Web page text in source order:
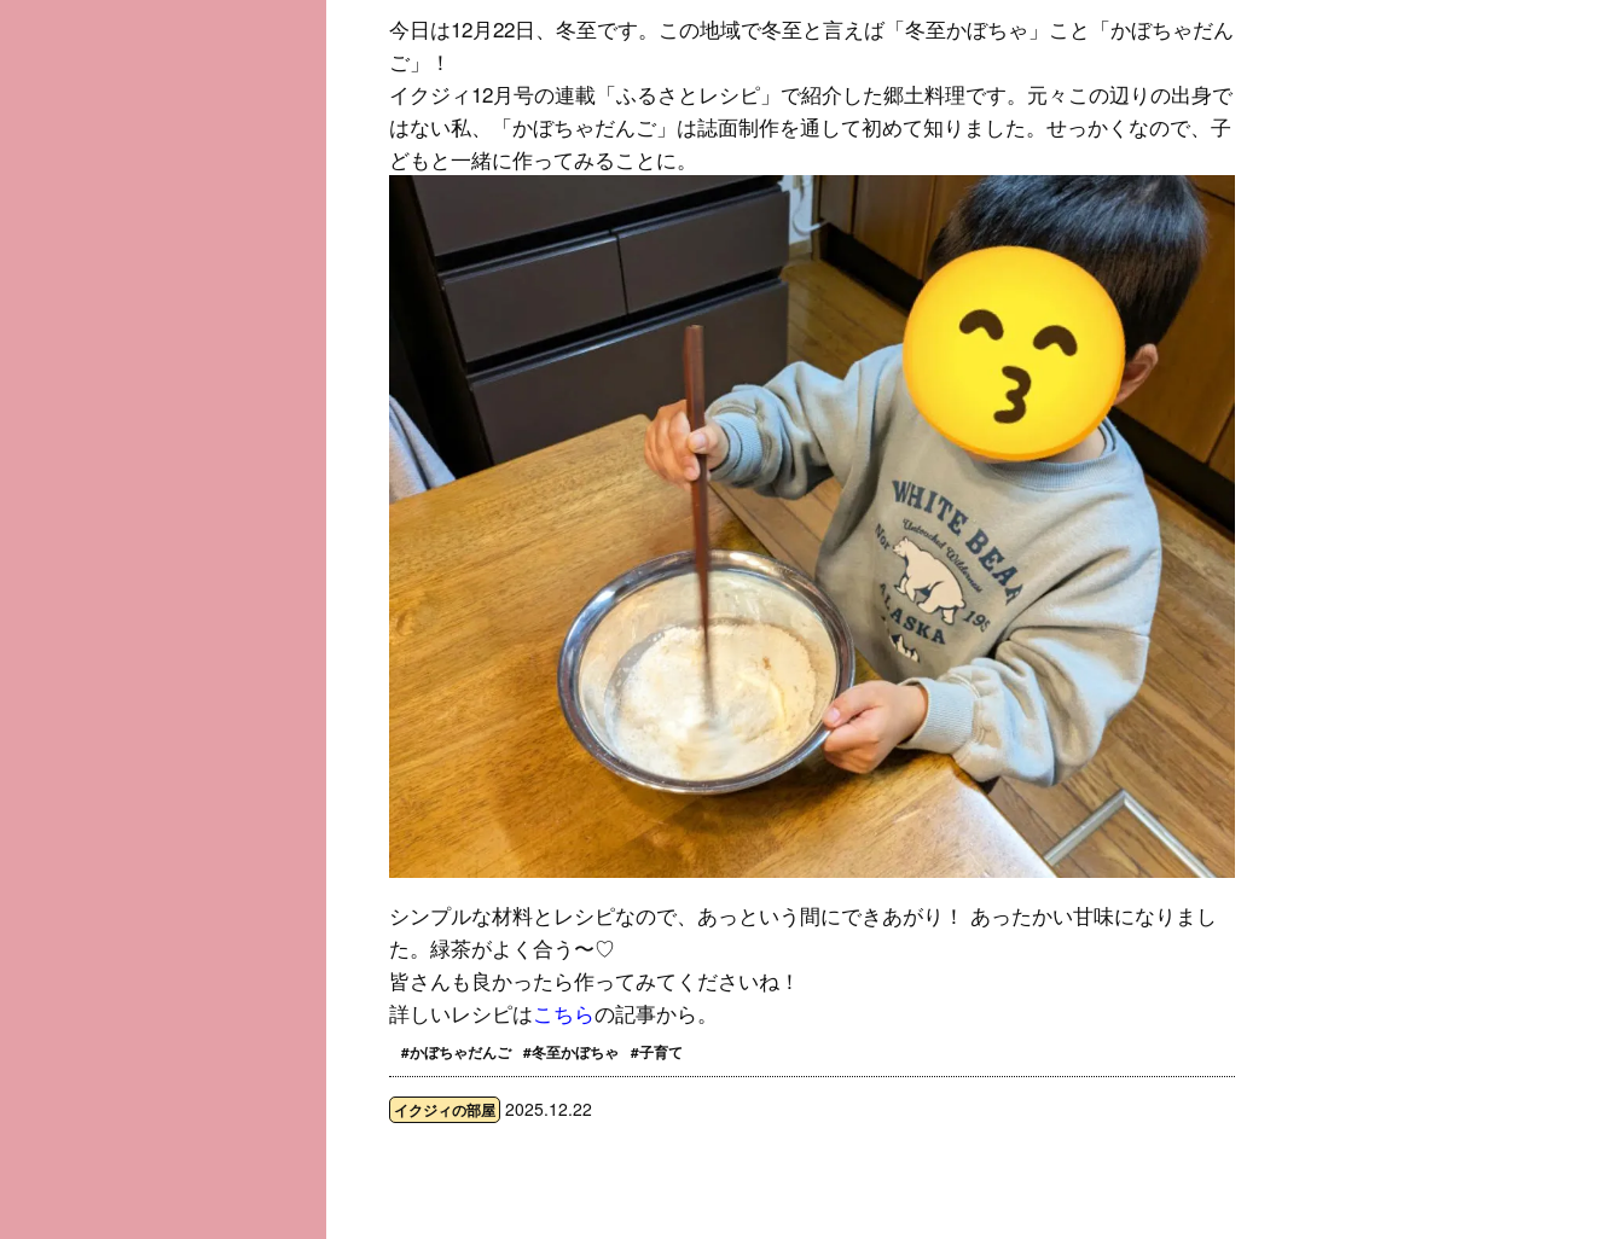
今日は12月22日、冬至です。この地域で冬至と言えば「冬至かぼちゃ」こと「かぼちゃだん
ご」！
イクジィ12月号の連載「ふるさとレシピ」で紹介した郷土料理です。元々この辺りの出身で
はない私、「かぼちゃだんご」は誌面制作を通して初めて知りました。せっかくなので、子
どもと一緒に作ってみることに。
シンプルな材料とレシピなので、あっという間にできあがり！ あったかい甘味になりまし
た。緑茶がよく合う〜♡
皆さんも良かったら作ってみてくださいね！
詳しいレシピはこちらの記事から。
#かぼちゃだんご #冬至かぼちゃ #子育て
イクジィの部屋 2025.12.22